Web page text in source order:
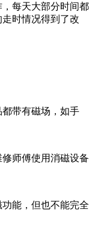
每天大部分时间都
时情况得到了改
带有磁场，如手
师傅使用消磁设备
能，但也不能完全